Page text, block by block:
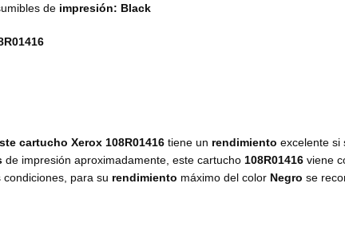
de impresión: Black
cartucho Xerox 108R01416 tiene un rendimiento excelente si
de impresión aproximadamente, este cartucho 108R01416 viene
para su rendimiento máximo del color Negro se